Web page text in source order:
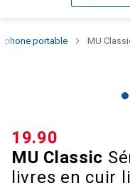
portable MU
MU Classic
livres en cuir
CHF
19.90